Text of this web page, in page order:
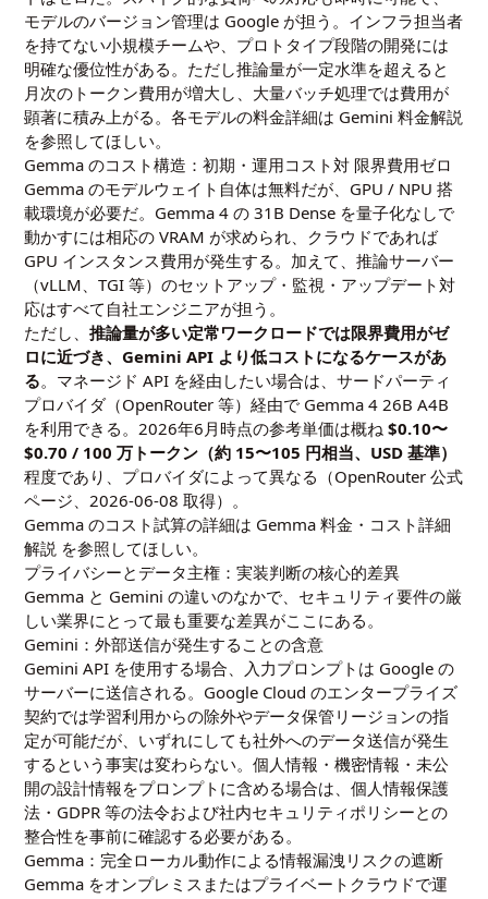
モデルのバージョン管理は Google が担う。インフラ担当者
を持てない小規模チームや、プロトタイプ段階の開発には
明確な優位性がある。ただし推論量が一定水準を超えると
月次のトークン費用が増大し、大量バッチ処理では費用が
顕著に積み上がる。各モデルの料金詳細は Gemini 料金解説
を参照してほしい。
Gemma のコスト構造：初期・運用コスト対 限界費用ゼロ
Gemma のモデルウェイト自体は無料だが、GPU / NPU 搭
載環境が必要だ。Gemma 4 の 31B Dense を量子化なしで
動かすには相応の VRAM が求められ、クラウドであれば
GPU インスタンス費用が発生する。加えて、推論サーバー
（vLLM、TGI 等）のセットアップ・監視・アップデート対
応はすべて自社エンジニアが担う。
ただし、推論量が多い定常ワークロードでは限界費用がゼ
ロに近づき、Gemini API より低コストになるケースがあ
る。マネージド API を経由したい場合は、サードパーティ
プロバイダ（OpenRouter 等）経由で Gemma 4 26B A4B
を利用できる。2026年6月時点の参考単価は概ね$0.10〜
$0.70 / 100 万トークン（約 15〜105 円相当、USD 基準）
程度であり、プロバイダによって異なる（OpenRouter 公式
ページ、2026-06-08 取得）。
Gemma のコスト試算の詳細は Gemma 料金・コスト詳細
解説 を参照してほしい。
プライバシーとデータ主権：実装判断の核心的差異
Gemma と Gemini の違いのなかで、セキュリティ要件の厳
しい業界にとって最も重要な差異がここにある。
Gemini：外部送信が発生することの含意
Gemini API を使用する場合、入力プロンプトは Google の
サーバーに送信される。Google Cloud のエンタープライズ
契約では学習利用からの除外やデータ保管リージョンの指
定が可能だが、いずれにしても社外へのデータ送信が発生
するという事実は変わらない。個人情報・機密情報・未公
開の設計情報をプロンプトに含める場合は、個人情報保護
法・GDPR 等の法令および社内セキュリティポリシーとの
整合性を事前に確認する必要がある。
Gemma：完全ローカル動作による情報漏洩リスクの遮断
Gemma をオンプレミスまたはプライベートクラウドで運